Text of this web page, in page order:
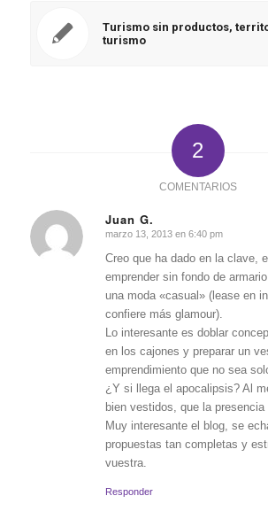
Turismo sin productos,
turismo
2
COMENTARIOS
Juan G.
Dice:
marzo 13, 2013 en 6:40 pm
Creo que ha dado en la clave,
emprender sin fondo de
una moda «casual» (lease en
confiere más glamour).
Lo interesante es doblar
en los cajones y preparar un
emprendimiento que no sea
¿Y si llega el apocalipsis? Al
bien vestidos, que la presencia
Muy interesante el blog, se
propuestas tan completas y
vuestra.
Responder